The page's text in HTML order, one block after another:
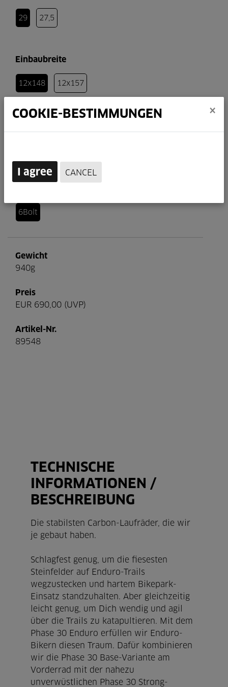
COOKIE-BESTIMMUNGEN ×
I agree CANCEL
29 27,5
Einbaubreite
12x148 12x157
6Bolt
Gewicht
940g
Preis
EUR 690,00 (UVP)
Artikel-Nr.
89548
TECHNISCHE
INFORMATIONEN /
BESCHREIBUNG
Die stabilsten Carbon-Laufräder, die wir
je gebaut haben.
Schlagfest genug, um die fiesesten
Steinfelder auf Enduro-Trails
wegzustecken und hartem Bikepark-
Einsatz standzuhalten. Aber gleichzeitig
leicht genug, um Dich wendig und agil
über die Trails zu katapultieren. Mit dem
Phase 30 Enduro erfüllen wir Enduro-
Bikern diesen Traum. Dafür kombinieren
wir die Phase 30 Base-Variante am
Vorderrad mit der nahezu
unverwüstlichen Phase 30 Strong-